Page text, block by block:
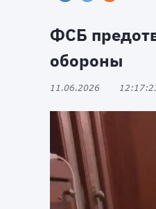
ФСБ
обороны
11.06.2026